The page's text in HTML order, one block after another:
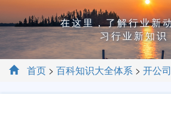
在这里，了解行业新
习行业新知识
首页 > 百科知识大全体系 > 开公司